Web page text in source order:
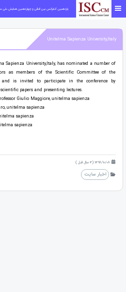
یازدهمین کنفرانس بین المللی و چهاردهمین همایش ملی
Unitelma Sapienza University,Italy
Sapienza University,Italy, has nominated a number of
as members of the Scientific Committee of the
and is invited to participate in the conference by
papers and presenting lectures.
Giulio Maggiore, unitelma sapienza
unitelma sapienza
sapienza
sapienza
1398/10/08 (3 سال قبل )
اخبار سایت